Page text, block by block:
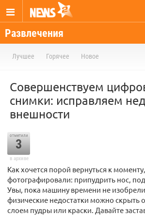
Развлечения
Лучшее Горячее Новое
Совершенствуем
снимки: исправляем
внешности
отметили
3
в архиве
Как хочется порой вернуться к
фотографировали: припудрить нос,
Увы, пока машину времени не
физические недостатки можно скрыть
слоем пудры или краски. Давайте